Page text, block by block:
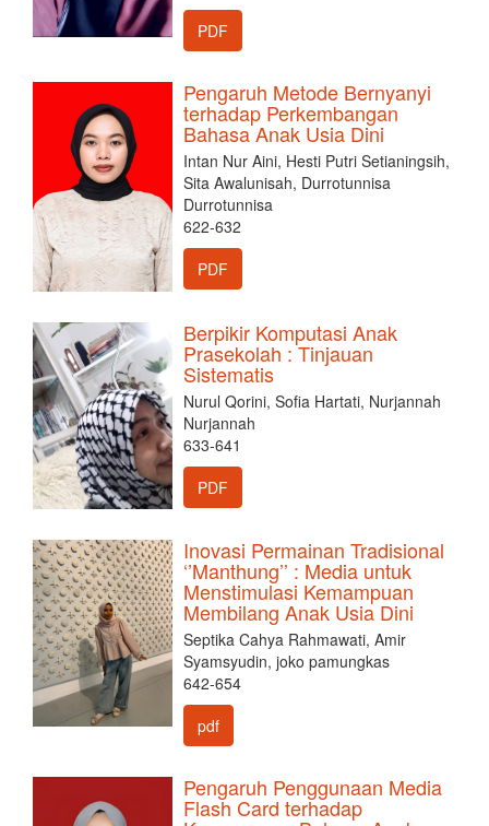
PDF
Pengaruh Metode Bernyanyi
terhadap Perkembangan
Bahasa Anak Usia Dini
Intan Nur Aini, Hesti Putri Setianingsih,
Sita Awalunisah, Durrotunnisa
Durrotunnisa
622-632
PDF
Berpikir Komputasi Anak
Prasekolah : Tinjauan
Sistematis
Nurul Qorini, Sofia Hartati, Nurjannah
Nurjannah
633-641
PDF
Inovasi Permainan Tradisional
‘’Manthung’’ : Media untuk
Menstimulasi Kemampuan
Membilang Anak Usia Dini
Septika Cahya Rahmawati, Amir
Syamsyudin, joko pamungkas
642-654
pdf
Pengaruh Penggunaan Media
Flash Card terhadap